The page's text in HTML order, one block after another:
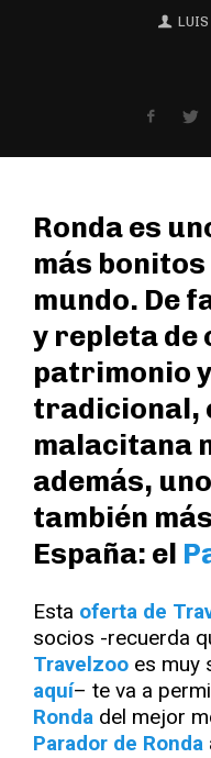
LUIS
Ronda es
más
mundo. De
y repleta
patrimonio
tradicional,
malacitana
además,
también
España: el
Esta oferta de
socios -recuerda
Travelzoo es muy
aquí– te va a
Ronda del mejor
Parador de Ronda